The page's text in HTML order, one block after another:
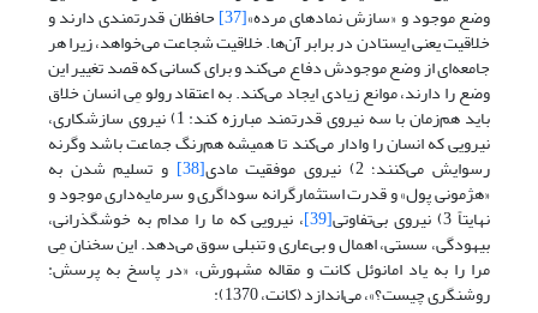
وضع موجود و «سازش نمادهای مرده»[37] حافظان قدرتمندی دارند و
خلاقیت یعنی ایستادن در برابر آن‌ها. خلاقیت شجاعت می‌خواهد، زیرا هر
جامعه‌ای از وضع موجودش دفاع می‌کند و برای کسانی که قصد تغییر این
وضع را دارند، موانع زیادی ایجاد می‌کند. به اعتقاد رولو مِی انسان خلاق
باید هم‌زمان با سه نیروی قدرتمند مبارزه کند: 1) نیروی سازشکاری،
نیرویی که انسان را وادار می‌کند تا همیشه هم‌رنگ جماعت باشد وگرنه
رسوایش می‌کنند؛ 2) نیروی موفقیت مادی [38] و تسلیم شدن به
«هژمونی پول» و قدرت استثمارگرانه سوداگری و سرمایه‌داری موجود و
نهایتاً 3) نیروی بی‌تفاوتی [39] ، نیرویی که ما را مدام به خوشگذرانی،
بیهودگی، سستی، اهمال و بی‌عاری و تنبلی سوق می‌دهد. این سخنان مِی
مرا را به یاد امانوئل کانت و مقاله مشهورش، «در پاسخ به پرسش:
روشنگری چیست؟»، می‌اندازد (کانت، 1370):